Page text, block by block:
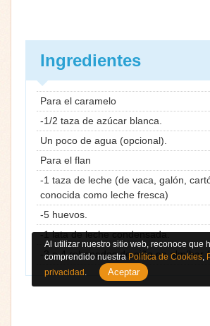
Ingredientes
Para el caramelo
-1/2 taza de azúcar blanca.
Un poco de agua (opcional).
Para el flan
-1 taza de leche (de vaca, galón,
conocida como leche fresca)
-5 huevos.
-1 lata de leche condensada.
-3 a 4 rebanadas de piña en almíbar
Al utilizar nuestro sitio web, reconoce que
comprendido nuestra Política de Cookies
privacidad
Aceptar